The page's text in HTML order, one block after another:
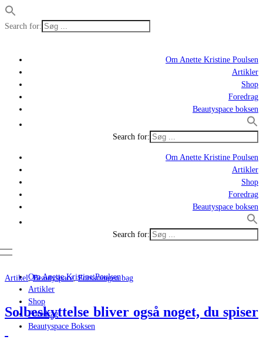
Search for:
Om Anette Kristine Poulsen
Artikler
Shop
Foredrag
Beautyspace boksen
Search for:
Om Anette Kristine Poulsen
Artikler
Shop
Foredrag
Beautyspace boksen
Search for:
Om Anette Kristine Poulsen
Artikler
Shop
Foredrag
Beautyspace Boksen
Artikel,Beautyspace,Forskningen bag
Solbeskyttelse bliver også noget, du spiser